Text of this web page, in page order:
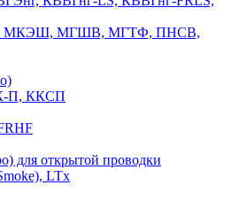
МКЭШ, МГШВ, МГТФ, ПНСВ,
П, ККСП
для открытой проводки
LTx